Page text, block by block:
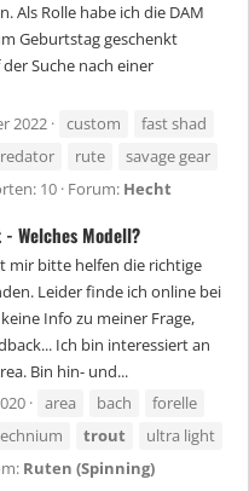
Als Rolle habe ich die DAM
Geburtstag geschenkt
Suche nach einer
2022 custom
fast shad
rute
savage gear
10 Forum: Hecht
Welches Modell?
mir bitte helfen die richtige
Leider finde ich online bei
Info zu meiner Frage,
Ich bin interessiert an
Bin hin- und...
area bach
forelle
trout
ultra light
Ruten (Spinning)